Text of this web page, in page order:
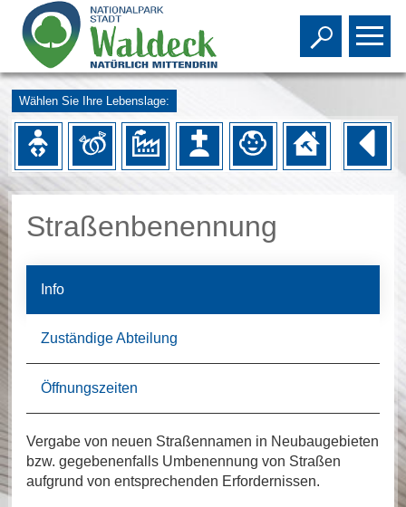
Toggle
Wählen Sie Ihre Lebenslage:
Straßenbenennung
Info
Zuständige Abteilung
Öffnungszeiten
Vergabe von neuen Straßennamen in Neubaugebieten
bzw. gegebenenfalls Umbenennung von Straßen
aufgrund von entsprechenden Erfordernissen.